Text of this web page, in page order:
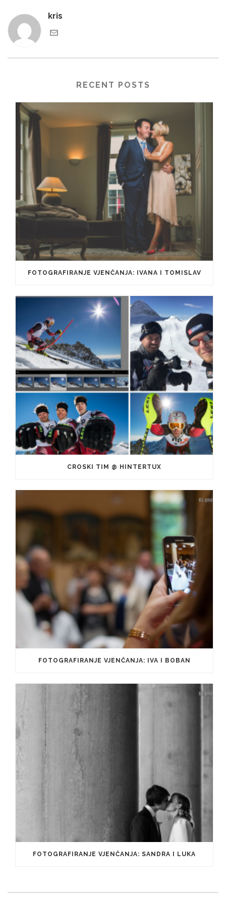
kris
RECENT POSTS
FOTOGRAFIRANJE VJENČANJA: IVANA I TOMISLAV
CROSKI TIM @ HINTERTUX
FOTOGRAFIRANJE VJENČANJA: IVA I BOBAN
FOTOGRAFIRANJE VJENČANJA: SANDRA I LUKA